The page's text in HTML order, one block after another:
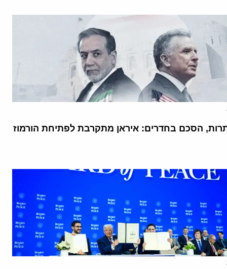
הסכם בחדרים: איראן מתקרבת לפתיחת הורמוז